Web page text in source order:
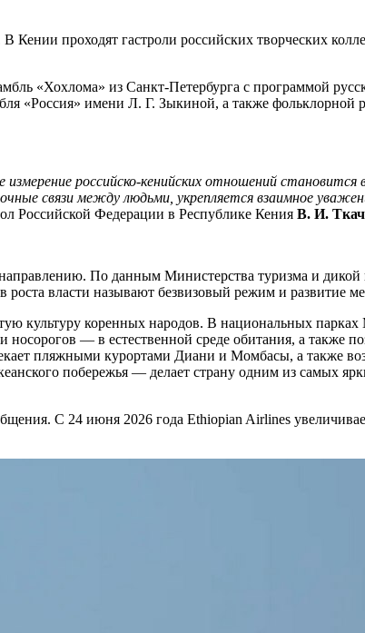
Кении проходят гастроли российских творческих
«Хохлома» из Санкт-Петербурга с программой
«Россия» имени Л. Г. Зыкиной, а также
российско-кенийских отношений становится
связи между людьми, укрепляется взаимное
Федерации в Республике Кения В. И.
По данным Министерства туризма и
власти называют безвизовый режим и развитие
культуру коренных народов. В национальных
— в естественной среде обитания, а также
пляжными курортами Диани и Момбасы, а также
побережья — делает страну одним из самых
С 24 июня 2026 года Ethiopian Airlines